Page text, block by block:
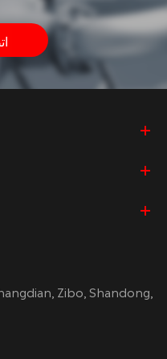
Zibo, Shandong,